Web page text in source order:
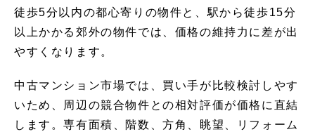
徒歩5分以内の都心寄りの物件と、駅から徒歩15分
以上かかる郊外の物件では、価格の維持力に差が出
やすくなります。
中古マンション市場では、買い手が比較検討しやす
いため、周辺の競合物件との相対評価が価格に直結
します。専有面積、階数、方角、眺望、リフォーム